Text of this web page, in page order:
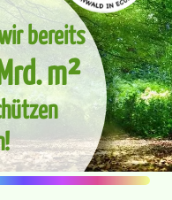
bereits
m²